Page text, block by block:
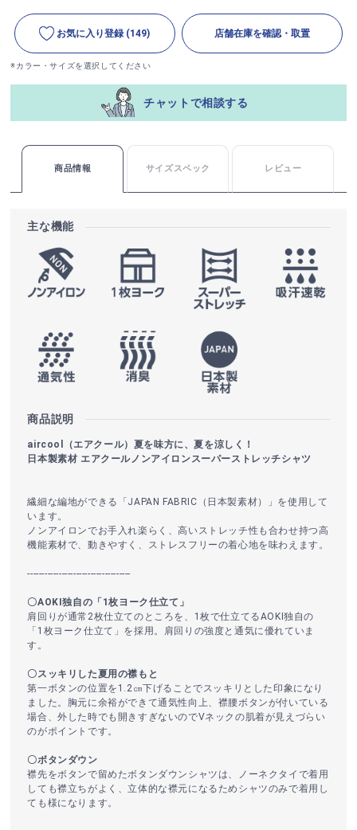
お気に入り登録 (149) 店舗在庫を確認・取置
※カラー・サイズを選択してください
チャットで相談する
商品情報 サイズスペック レビュー
主な機能
商品説明
aircool（エアクール）夏を味方に、夏を涼しく！
日本製素材 エアクールノンアイロンスーパーストレッチシャツ
繊細な編地ができる「JAPAN FABRIC（日本製素材）」を使用して
います。
ノンアイロンでお手入れ楽らく、高いストレッチ性も合わせ持つ高
機能素材で、動きやすく、ストレスフリーの着心地を味わえます。
------------------------------------
〇AOKI独自の「1枚ヨーク仕立て」
肩回りが通常2枚仕立てのところを、1枚で仕立てるAOKI独自の
「1枚ヨーク仕立て」を採用。肩回りの強度と通気に優れていま
す。
〇スッキリした夏用の襟もと
第一ボタンの位置を1.2㎝下げることでスッキリとした印象になり
ました。胸元に余裕ができて通気性向上、襟腰ボタンが付いている
場合、外した時でも開きすぎないのでVネックの肌着が見えづらい
のがポイントです。
〇ボタンダウン
襟先をボタンで留めたボタンダウンシャツは、ノーネクタイで着用
しても襟立ちがよく、立体的な襟元になるためシャツのみで着用し
ても様になります。